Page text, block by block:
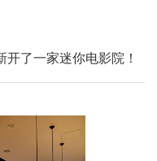
了一家迷你电影院！